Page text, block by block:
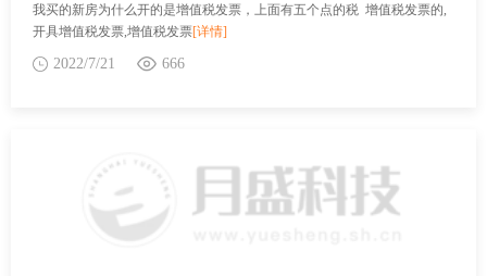
我买的新房为什么开的是增值税发票，上面有五个点的税 增值税发票的,
开具增值税发票,增值税发票[详情]
2022/7/21 666